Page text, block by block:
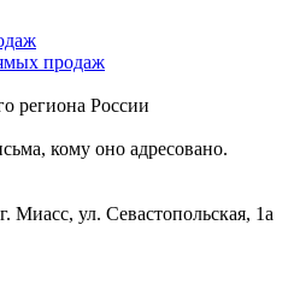
продаж
региона России
кому оно адресовано.
Миасс, ул. Севастопольская, 1а